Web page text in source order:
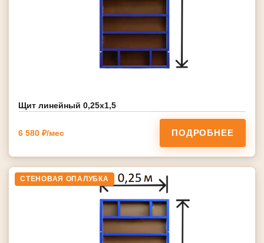
Щит линейный 0,25х1,5
6 580 ₽/мес ПОДРОБНЕЕ
СТЕНОВАЯ ОПАЛУБКА